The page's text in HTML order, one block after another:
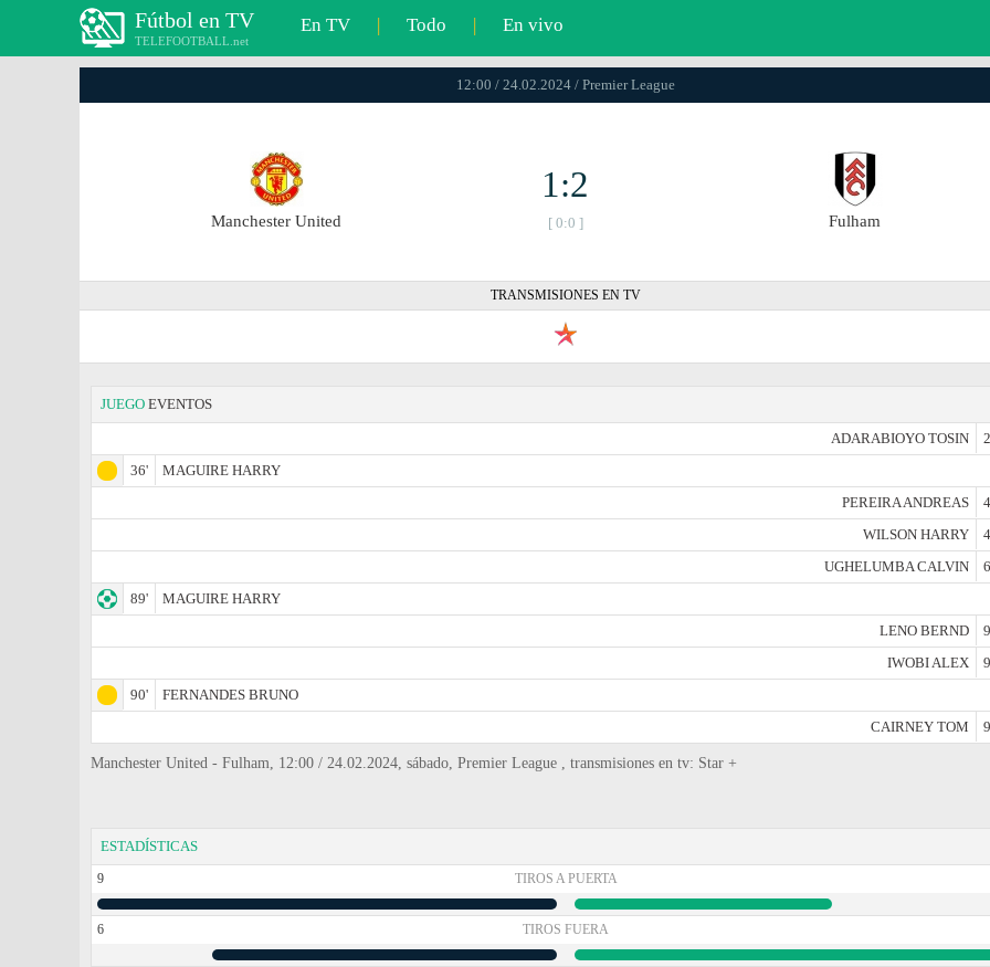
Fútbol en TV
TELEFOOTBALL.net
En TV | Todo | En vivo
12:00 / 24.02.2024 / Premier League
Manchester United
1:2
[ 0:0 ] Fulham
TRANSMISIONES EN TV
JUEGO EVENTOS
ADARABIOYO TOSIN
36'
MAGUIRE HARRY
PEREIRA ANDREAS
WILSON HARRY
UGHELUMBA CALVIN
89'
MAGUIRE HARRY
LENO BERND
IWOBI ALEX
90'
FERNANDES BRUNO
CAIRNEY TOM
Manchester United - Fulham, 12:00 / 24.02.2024, sábado, Premier League , transmisiones en tv: Star +
ESTADÍSTICAS
9 TIROS A PUERTA
6 TIROS FUERA